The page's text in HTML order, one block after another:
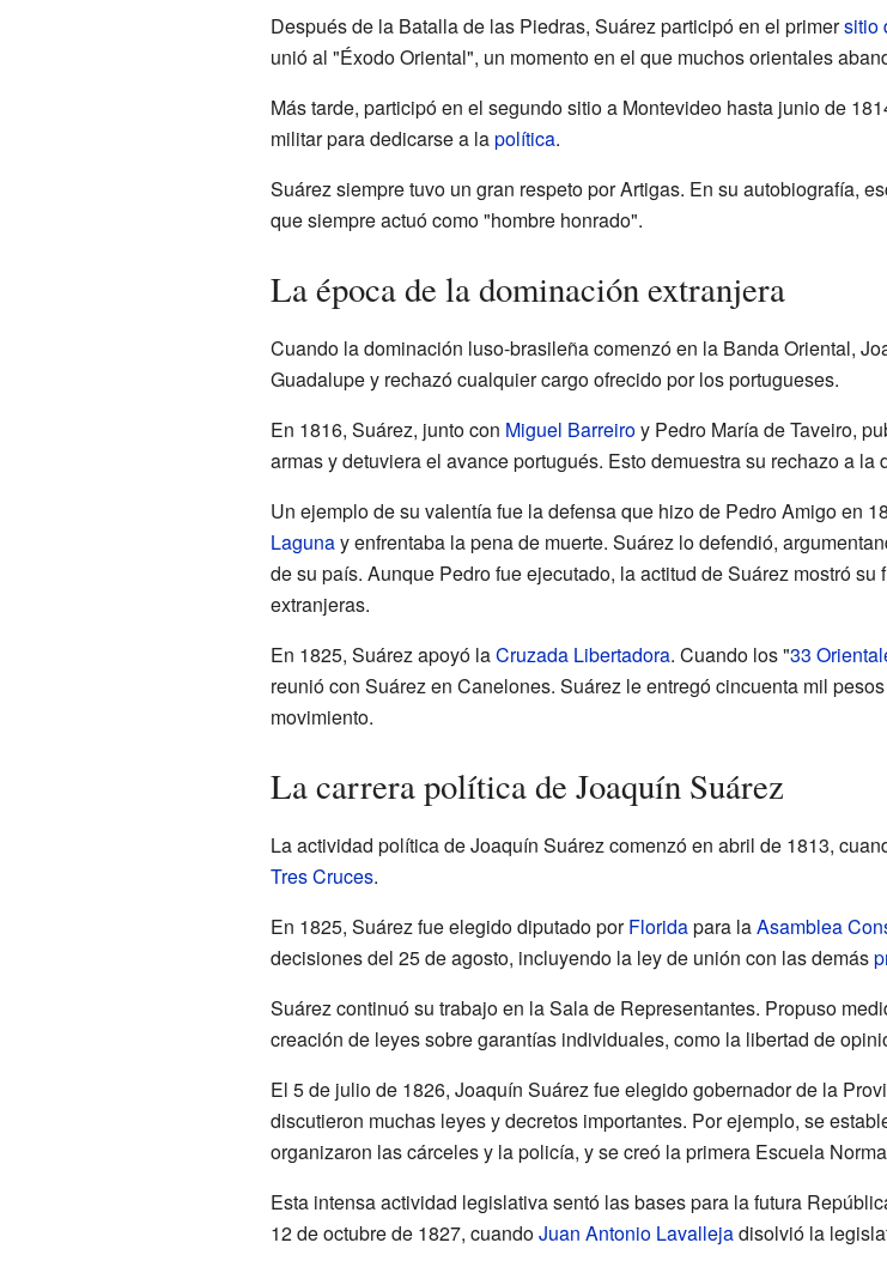
Después de la Batalla de las Piedras, Suárez participó en el primersitio
unió al "Éxodo Oriental", un momento en el que muchos orientales
Más tarde, participó en el segundo sitio a Montevideo hasta junio de
militar para dedicarse a lapolítica.
Suárez siempre tuvo un gran respeto por Artigas. En su autobiografía,
que siempre actuó como "hombre honrado".
La época de la dominación extranjera
Cuando la dominación luso-brasileña comenzó en la Banda Oriental,
Guadalupe y rechazó cualquier cargo ofrecido por los portugueses.
En 1816, Suárez, junto con Miguel Barreiroy Pedro María de Taveiro,
armas y detuviera el avance portugués. Esto demuestra su rechazo a la
Un ejemplo de su valentía fue la defensa que hizo de Pedro Amigo en
Lagunay enfrentaba la pena de muerte. Suárez lo defendió,
de su país. Aunque Pedro fue ejecutado, la actitud de Suárez mostró
extranjeras.
En 1825, Suárez apoyó laCruzada Libertadora. Cuando los "33
reunió con Suárez en Canelones. Suárez le entregó cincuenta mil
movimiento.
La carrera política de Joaquín Suárez
La actividad política de Joaquín Suárez comenzó en abril de 1813,
Tres Cruces.
En 1825, Suárez fue elegido diputado porFloridapara laAsamblea
decisiones del 25 de agosto, incluyendo la ley de unión con las demás
Suárez continuó su trabajo en la Sala de Representantes. Propuso
creación de leyes sobre garantías individuales, como la libertad de
El 5 de julio de 1826, Joaquín Suárez fue elegido gobernador de la
discutieron muchas leyes y decretos importantes. Por ejemplo, se
organizaron las cárceles y la policía, y se creó la primera Escuela
Esta intensa actividad legislativa sentó las bases para la futura
12 de octubre de 1827, cuandoJuan Antonio Lavallejadisolvió la